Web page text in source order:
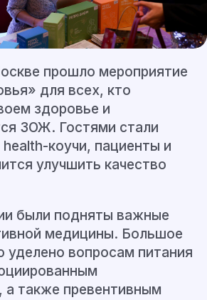
прошло мероприятие
для всех, кто
здоровье и
ЗОЖ. Гостями стали
коучи, пациенты и
улучшить качество
были подняты важные
медицины. Большое
уделено вопросам питания
а также превентивным